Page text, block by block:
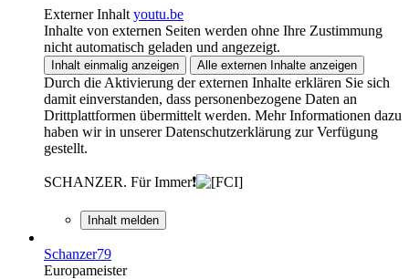
Externer Inhalt youtu.be
Inhalte von externen Seiten werden ohne Ihre Zustimmung
nicht automatisch geladen und angezeigt.
Inhalt einmalig anzeigen Alle externen Inhalte anzeigen
Durch die Aktivierung der externen Inhalte erklären Sie sich
damit einverstanden, dass personenbezogene Daten an
Drittplattformen übermittelt werden. Mehr Informationen dazu
haben wir in unserer Datenschutzerklärung zur Verfügung
gestellt.
SCHANZER. Für Immer❗
Inhalt melden
Schanzer79
Europameister